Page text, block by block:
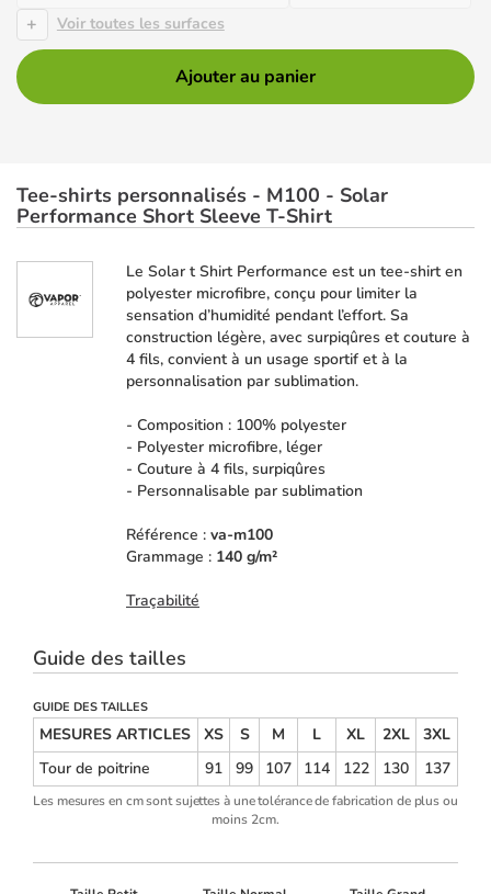
+
Voir toutes les surfaces
Ajouter au panier
Tee-shirts personnalisés - M100 - Solar
Performance Short Sleeve T-Shirt
Le Solar t Shirt Performance est un tee-shirt en
polyester microfibre, conçu pour limiter la
sensation d’humidité pendant l’effort. Sa
construction légère, avec surpiqûres et couture à
4 fils, convient à un usage sportif et à la
personnalisation par sublimation.
- Composition : 100% polyester
- Polyester microfibre, léger
- Couture à 4 fils, surpiqûres
- Personnalisable par sublimation
Référence : va-m100
Grammage : 140 g/m²
Traçabilité
Guide des tailles
GUIDE DES TAILLES
MESURES ARTICLES XS S M L XL 2XL
3XL
Tour de poitrine
91 99 107 114 122 130 137
Les mesures en cm sont sujettes à une tolérance de fabrication de plus ou
moins 2cm.